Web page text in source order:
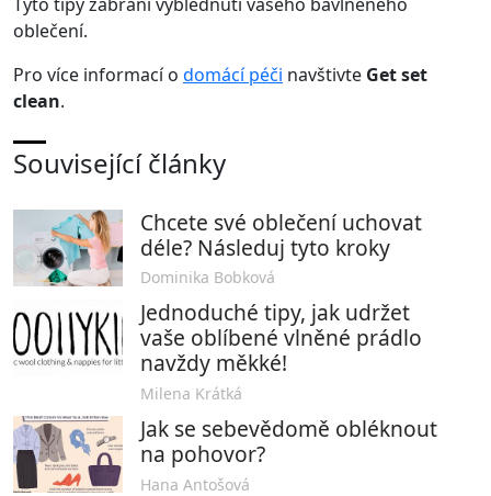
oblečení.
Pro více informací o domácí péči navštivte Get set
clean.
Související články
Chcete své oblečení uchovat
déle? Následuj tyto kroky
Dominika Bobková
Jednoduché tipy, jak udržet
vaše oblíbené vlněné prádlo
navždy měkké!
Milena Krátká
Jak se sebevědomě obléknout
na pohovor?
Hana Antošová